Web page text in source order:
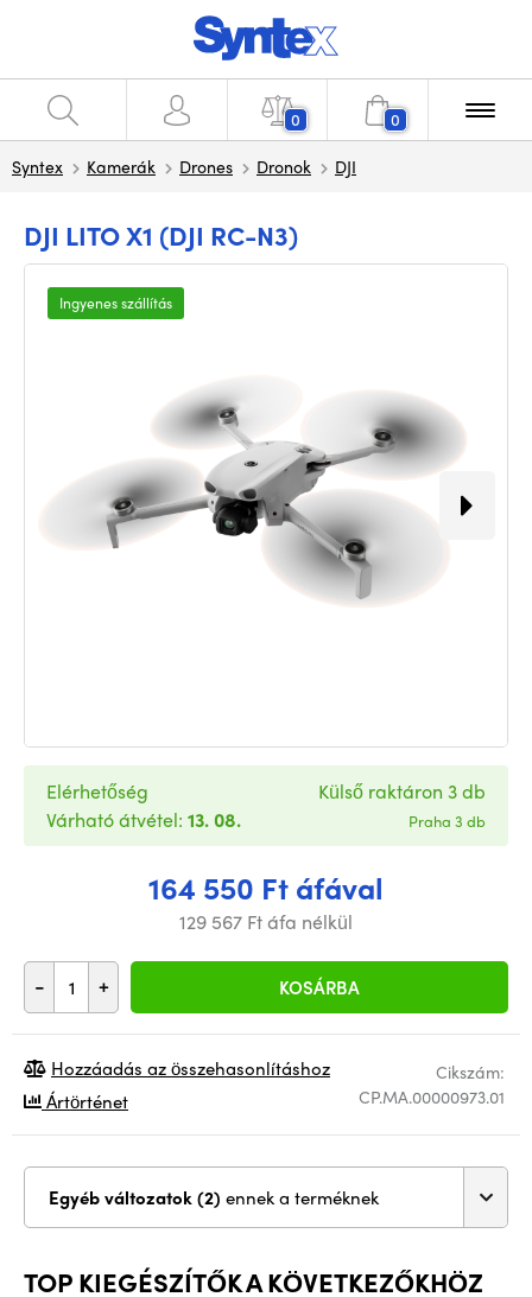
0 0
Syntex Kamerák Drones Dronok DJI
DJI LITO X1 (DJI RC-N3)
Ingyenes szállítás
164 550 Ft áfával
129 567 Ft áfa nélkül
- + KOSÁRBA
Elérhetőség
Várható átvétel: 13. 08.
Külső raktáron 3 db
Praha 3 db
Cikszám:
CP.MA.00000973.01
Hozzáadás az összehasonlításhoz
Ártörténet
Egyéb változatok (2) ennek a terméknek
TOP KIEGÉSZÍTŐK A KÖVETKEZŐKHÖZ